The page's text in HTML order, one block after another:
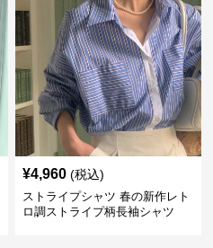
¥4,960 (税込)
ストライプシャツ 春の新作レト
ロ調ストライプ柄長袖シャツ